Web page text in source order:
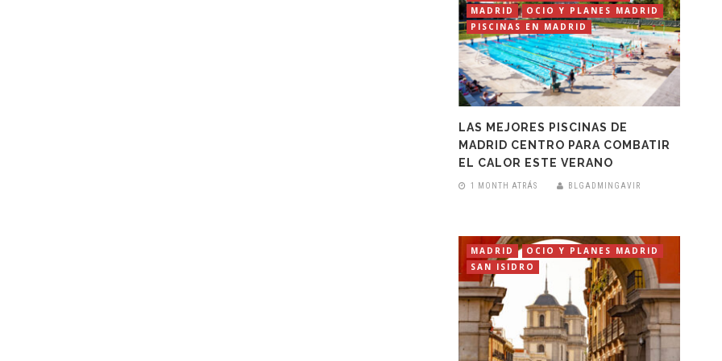
MADRID
OCIO Y PLANES MADRID
PISCINAS EN MADRID
LAS MEJORES PISCINAS DE
MADRID CENTRO PARA COMBATIR
EL CALOR ESTE VERANO
1 MONTH ATRÁS BLGADMINGAVIR
MADRID
OCIO Y PLANES MADRID
SAN ISIDRO